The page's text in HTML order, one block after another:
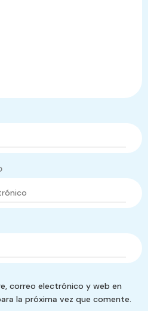
correo electrónico y web en
la próxima vez que comente.